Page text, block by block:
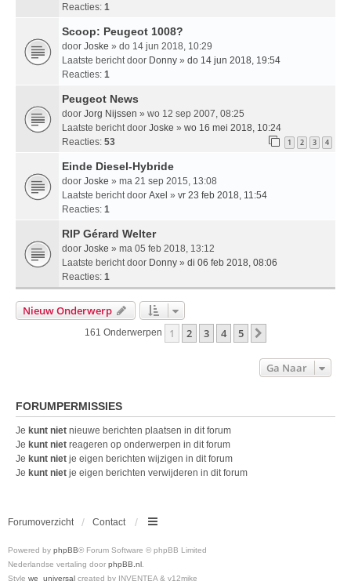
Reacties: 1
Scoop: Peugeot 1008?
door Joske » do 14 jun 2018, 10:29
Laatste bericht door Donny » do 14 jun 2018, 19:54
Reacties: 1
Peugeot News
door Jorg Nijssen » wo 12 sep 2007, 08:25
Laatste bericht door Joske » wo 16 mei 2018, 10:24
Reacties: 53 1 2 3 4
Einde Diesel-Hybride
door Joske » ma 21 sep 2015, 13:08
Laatste bericht door Axel » vr 23 feb 2018, 11:54
Reacties: 1
RIP Gérard Welter
door Joske » ma 05 feb 2018, 13:12
Laatste bericht door Donny » di 06 feb 2018, 08:06
Reacties: 1
Nieuw Onderwerp
161 Onderwerpen 1 2 3 4 5
Ga Naar
FORUMPERMISSIES
Je kunt niet nieuwe berichten plaatsen in dit forum
Je kunt niet reageren op onderwerpen in dit forum
Je kunt niet je eigen berichten wijzigen in dit forum
Je kunt niet je eigen berichten verwijderen in dit forum
Forumoverzicht Contact
Powered by phpBB® Forum Software © phpBB Limited
Nederlandse vertaling door phpBB.nl.
Style we_universal created by INVENTEA & v12mike